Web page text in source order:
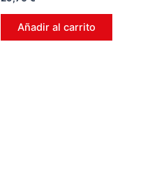
0
Añadir al carrito